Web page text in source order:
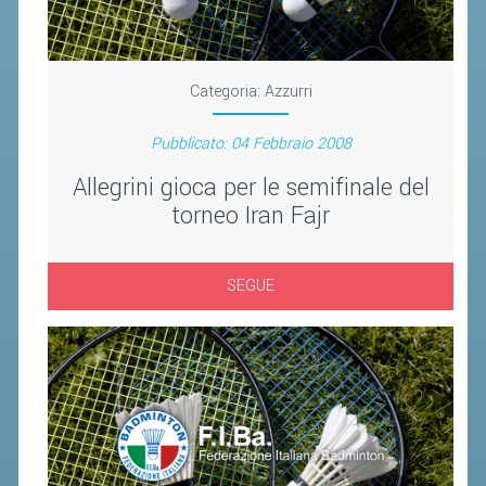
Categoria: Azzurri
Pubblicato: 04 Febbraio 2008
Allegrini gioca per le semifinale del
torneo Iran Fajr
SEGUE
VOLA CON NOI
DIRIGENTI
CORSI
MATERIALE DIDATTICO
DOCUMENTAZIONE E RICERCA
CONVENZIONI UNIVERSITÀ
DOCENTI FORMATORI
(D)ISTANTI DI B@DMINTON
FEDERAZIONE TRASPARENTE
AMMISSIONE, AFFILIAZIONE E
REVOCA DI SOCIETÀ, ASSOCIAZIONI
E TESSERATI